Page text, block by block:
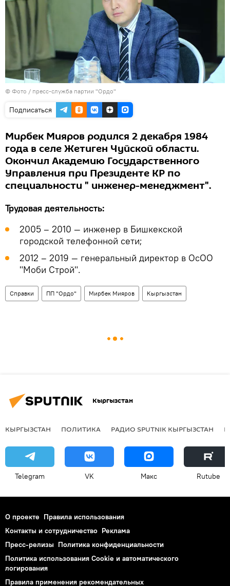
© Фото / пресс-служба партии "Ордо"
Подписаться
Мирбек Мияров родился 2 декабря 1984
года в селе Жетиген Чуйской области.
Окончил Академию Государственного
Управления при Президенте КР по
специальности " инженер-менеджмент".
Трудовая деятельность:
2005 – 2010 — инженер в Бишкекской
городской телефонной сети;
2012 – 2019 — генеральный директор в ОсОО
"Моби Строй".
Справки ПП "Ордо" Мирбек Мияров Кыргызстан
Кыргызстан
КЫРГЫЗСТАН ПОЛИТИКА РАДИО SPUTNIK КЫРГЫЗСТАН
Telegram VK Макс Rutube
О проекте Правила использования
Контакты и сотрудничество Реклама
Пресс-релизы Политика конфиденциальности
Политика использования Cookie и автоматического
логирования
Правила применения рекомендательных